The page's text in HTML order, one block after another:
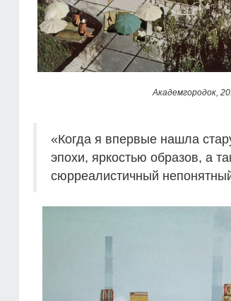
Академгородок,
«Когда я впервые нашла
эпохи, яркостью образов, а
сюрреалистичный